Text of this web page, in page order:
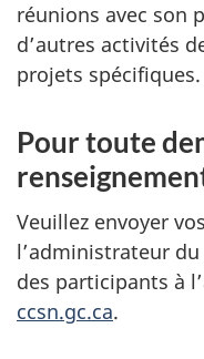
réunions avec son
d’autres activités
projets spécifiques.
Pour toute
Veuillez envoyer
l’administrateur
des participants à
ccsn.gc.ca.